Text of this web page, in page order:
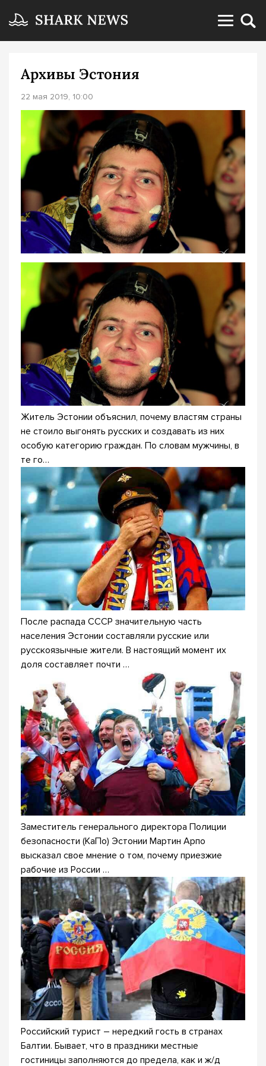
Архивы Эстония
22 мая 2019, 10:00
Житель Эстонии объяснил, почему властям страны
не стоило выгонять русских и создавать из них
особую категорию граждан. По словам мужчины, в
те го…
После распада СССР значительную часть
населения Эстонии составляли русские или
русскоязычные жители. В настоящий момент их
доля составляет почти …
Заместитель генерального директора Полиции
безопасности (КаПо) Эстонии Мартин Арпо
высказал свое мнение о том, почему приезжие
рабочие из России …
Российский турист – нередкий гость в странах
Балтии. Бывает, что в праздники местные
гостиницы заполняются до предела, как и ж/д